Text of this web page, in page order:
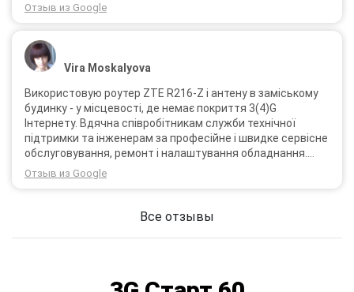
Отзыв из Google
Vira Moskalyova
Використовую роутер ZTE R216-Z і антену в заміському
будинку - у місцевості, де немає покриття 3(4)G
Інтернету. Вдячна співробітникам служби технічної
підтримки та інженерам за професійне і швидке сервісне
обслуговування, ремонт і налаштування обладнання.
Через 3 роки після покупки я не шкодую про прийняте
тоді рішення придбати обладнання в компанії 3G star
Отзыв из Google
Все отзывы